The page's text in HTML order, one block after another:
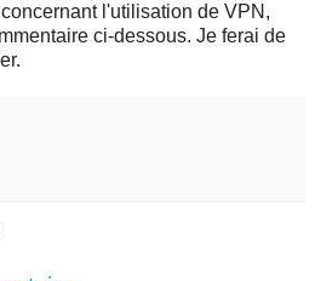
l'utilisation de VPN,
ci-dessous. Je ferai de